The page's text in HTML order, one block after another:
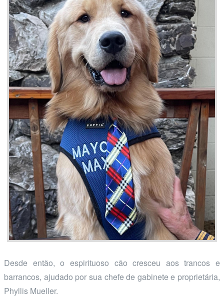
Desde então, o espirituoso cão cresceu aos trancos e
barrancos, ajudado por sua chefe de gabinete e proprietária,
Phyllis Mueller.